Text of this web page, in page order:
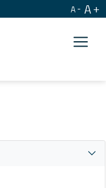
A A